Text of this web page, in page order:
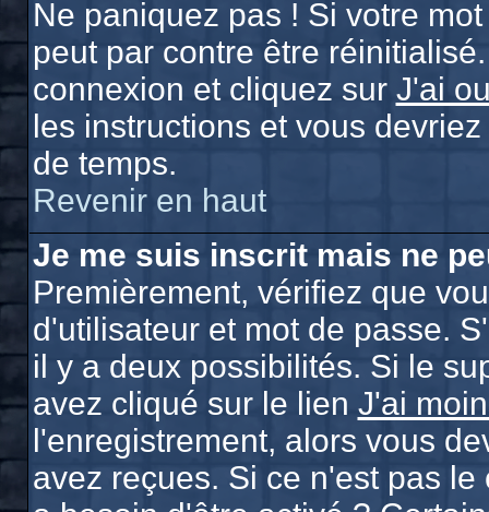
Ne paniquez pas ! Si votre
peut par contre être
connexion et cliquez sur J'ai
les instructions et vous
de temps.
Revenir en haut
Je me suis inscrit mais ne
Premièrement, vérifiez que
d'utilisateur et mot de passe.
il y a deux possibilités. Si le
avez cliqué sur le lien J'ai
l'enregistrement, alors vous
avez reçues. Si ce n'est pas